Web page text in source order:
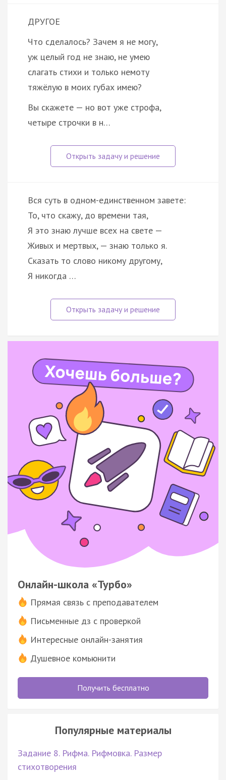
ДРУГОЕ
Что сделалось? Зачем я не могу,
уж целый год не знаю, не умею
слагать стихи и только немоту
тяжёлую в моих губах имею?
Вы скажете — но вот уже строфа,
четыре строчки в н…
Вся суть в одном-единственном завете:
То, что скажу, до времени тая,
Я это знаю лучше всех на свете —
Живых и мертвых, — знаю только я.
Сказать то слово никому другому,
Я никогда …
Онлайн-школа «Турбо»
Прямая связь с преподавателем
Письменные дз с проверкой
Интересные онлайн-занятия
Душевное комьюнити
Получить бесплатно
Популярные материалы
Задание 8. Рифма. Рифмовка. Размер
стихотворения